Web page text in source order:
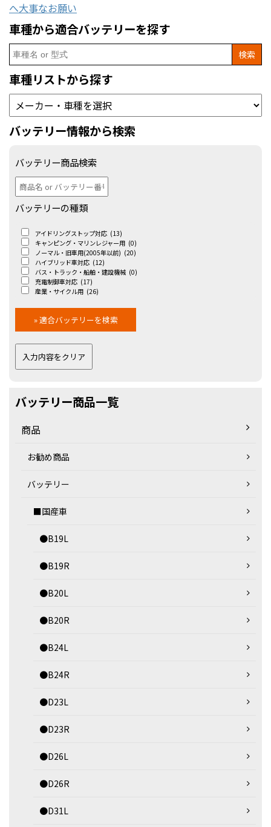
へ大事なお願い
車種から適合バッテリーを探す
Search
for:
車種リストから探す
バッテリー情報から検索
バッテリー商品検索
バッテリーの種類
アイドリングストップ対応 (13)
キャンピング・マリンレジャー用 (0)
ノーマル・旧車用(2005年以前) (20)
ハイブリッド車対応 (12)
バス・トラック・船舶・建設機械 (0)
充電制御車対応 (17)
産業・サイクル用 (26)
バッテリー商品一覧
商品
お勧め商品
バッテリー
■国産車
●B19L
●B19R
●B20L
●B20R
●B24L
●B24R
●D23L
●D23R
●D26L
●D26R
●D31L